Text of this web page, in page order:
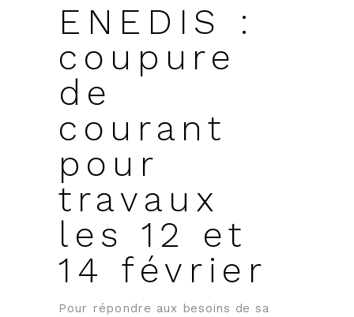
ENEDIS :
coupure
de
courant
pour
travaux
les 12 et
14 février
Pour répondre aux besoins de sa